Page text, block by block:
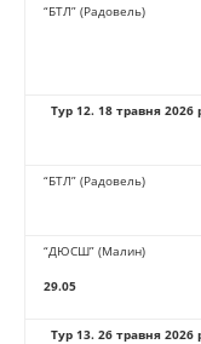
“БТЛ” (Радовель)
Тур 12. 18 травня 2026
“БТЛ” (Радовель)
“ДЮСШ” (Малин)
29.05
Тур 13. 26 травня 2026